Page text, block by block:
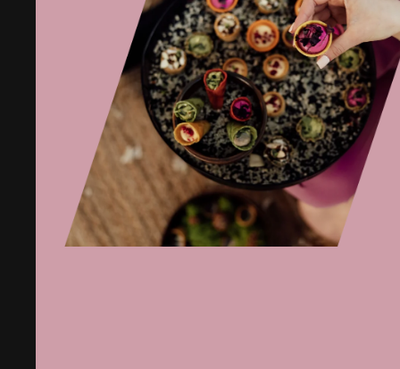
majonezas,
gruzdinti
svogūnai,
kornišonai